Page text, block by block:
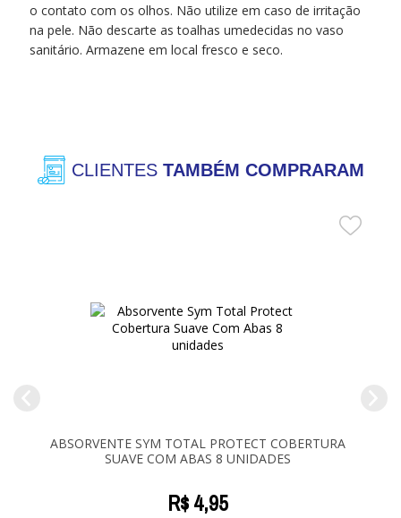
o contato com os olhos. Não utilize em caso de irritação
na pele. Não descarte as toalhas umedecidas no vaso
sanitário. Armazene em local fresco e seco.
CLIENTESTAMBÉM COMPRARAM
ABSORVENTE SYM TOTAL PROTECT COBERTURA
SUAVE COM ABAS 8 UNIDADES
R$4,95